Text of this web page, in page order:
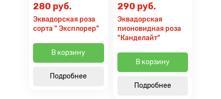
280 руб.
Эквадорская роза
сорта " Эксплорер"
В корзину
Подробнее
290 руб.
Эквадорская
пионовидная роза
"Канделайт"
В корзину
Подробнее